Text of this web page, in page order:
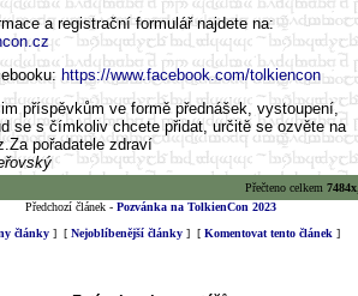
a registrační formulář najdete na:
https://www.facebook.com/tolkiencon
příspěvkům ve formě přednášek, vystoupení,
se s čímkoliv chcete přidat, určitě se ozvěte na
.Za pořadatele zdraví
Přečteno celkem 7484x
Předchozí článek - Pozvánka na TolkienCon 2023
články ] [ Nejoblíbenější články ] [ Komentovat tento článek ]